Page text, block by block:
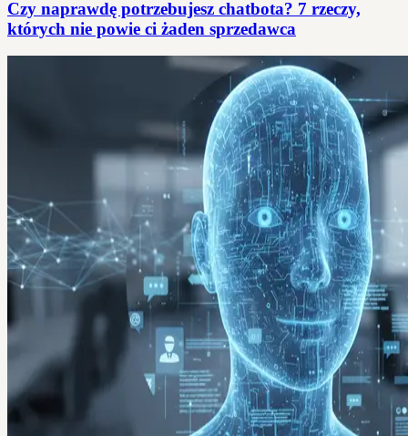
Czy naprawdę potrzebujesz chatbota? 7 rzeczy,
których nie powie ci żaden sprzedawca